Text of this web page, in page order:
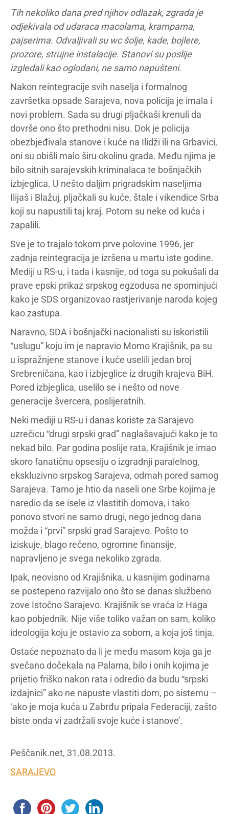
Tih nekoliko dana pred njihov odlazak, zgrada je
odjekivala od udaraca macolama, krampama,
pajserima. Odvaljivali su wc šolje, kade, bojlere,
prozore, strujne instalacije. Stanovi su poslije
izgledali kao oglodani, ne samo napušteni.
Nakon reintegracije svih naselja i formalnog
završetka opsade Sarajeva, nova policija je imala i
novi problem. Sada su drugi pljačkaši krenuli da
dovrše ono što prethodni nisu. Dok je policija
obezbjeđivala stanove i kuće na Ilidži ili na Grbavici,
oni su obišli malo širu okolinu grada. Među njima je
bilo sitnih sarajevskih kriminalaca te bošnjačkih
izbjeglica. U nešto daljim prigradskim naseljima
Ilijaš i Blažuj, pljačkali su kuće, štale i vikendice Srba
koji su napustili taj kraj. Potom su neke od kuća i
zapalili.
Sve je to trajalo tokom prve polovine 1996, jer
zadnja reintegracija je izršena u martu iste godine.
Mediji u RS-u, i tada i kasnije, od toga su pokušali da
prave epski prikaz srpskog egzodusa ne spominjući
kako je SDS organizovao rastjerivanje naroda kojeg
kao zastupa.
Naravno, SDA i bošnjački nacionalisti su iskoristili
“uslugu” koju im je napravio Momo Krajišnik, pa su
u ispražnjene stanove i kuće uselili jedan broj
Srebreničana, kao i izbjeglice iz drugih krajeva BiH.
Pored izbjeglica, uselilo se i nešto od nove
generacije švercera, poslijeratnih.
Neki mediji u RS-u i danas koriste za Sarajevo
uzrečicu “drugi srpski grad” naglašavajući kako je to
nekad bilo. Par godina poslije rata, Krajišnik je imao
skoro fanatičnu opsesiju o izgradnji paralelnog,
ekskluzivno srpskog Sarajeva, odmah pored samog
Sarajeva. Tamo je htio da naseli one Srbe kojima je
naredio da se isele iz vlastitih domova, i tako
ponovo stvori ne samo drugi, nego jednog dana
možda i “prvi” srpski grad Sarajevo. Pošto to
iziskuje, blago rečeno, ogromne finansije,
napravljeno je svega nekoliko zgrada.
Ipak, neovisno od Krajišnika, u kasnijim godinama
se postepeno razvijalo ono što se danas službeno
zove Istočno Sarajevo. Krajišnik se vraća iz Haga
kao pobjednik. Nije više toliko važan on sam, koliko
ideologija koju je ostavio za sobom, a koja još tinja.
Ostaće nepoznato da li je među masom koja ga je
svečano dočekala na Palama, bilo i onih kojima je
prijetio friško nakon rata i odredio da budu “srpski
izdajnici” ako ne napuste vlastiti dom, po sistemu –
‘ako je moja kuća u Zabrđu pripala Federaciji, zašto
biste onda vi zadržali svoje kuće i stanove’.
Peščanik.net, 31.08.2013.
SARAJEVO